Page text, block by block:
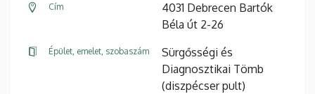
Cím
4031 Debrecen Bartók
Béla út 2-26
Épület, emelet, szobaszám
Sürgősségi és
Diagnosztikai Tömb
(diszpécser pult)